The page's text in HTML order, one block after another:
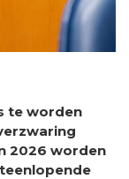
te worden
2026 worden